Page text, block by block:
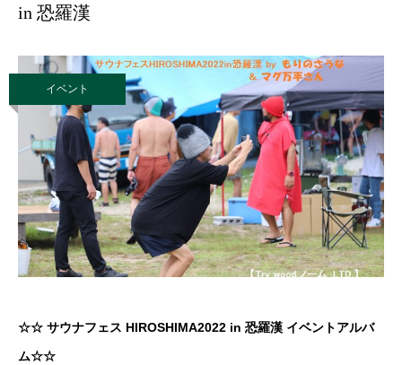
in 恐羅漢
イベント
☆☆ サウナフェス HIROSHIMA2022 in 恐羅漢 イベントアルバ
ム☆☆